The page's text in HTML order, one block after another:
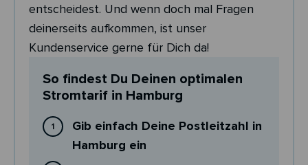
entscheidest. Und wenn doch mal Fragen
deinerseits aufkommen, ist unser
Kundenservice gerne für Dich da!
So findest Du Deinen optimalen
Stromtarif in Hamburg
Gib einfach Deine Postleitzahl in
Hamburg ein